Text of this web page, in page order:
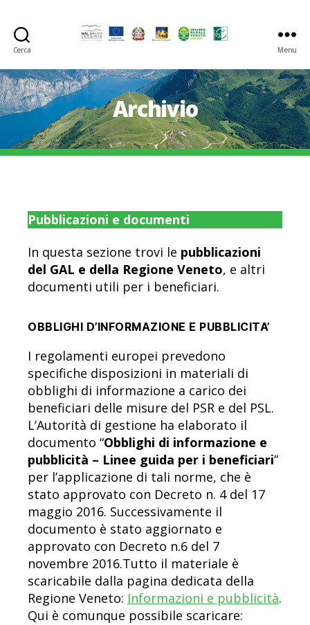
Cerca
Baldo-
Lessina
Menu
Archivio
Pubblicazioni e documenti
In questa sezione trovi le pubblicazioni
del GAL e della Regione Veneto, e altri
documenti utili per i beneficiari.
OBBLIGHI D’INFORMAZIONE E PUBBLICITA’
I regolamenti europei prevedono
specifiche disposizioni in materiali di
obblighi di informazione a carico dei
beneficiari delle misure del PSR e del PSL.
L’Autorità di gestione ha elaborato il
documento “Obblighi di informazione e
pubblicità – Linee guida per i beneficiari”
per l’applicazione di tali norme, che è
stato approvato con Decreto n. 4 del 17
maggio 2016. Successivamente il
documento è stato aggiornato e
approvato con Decreto n.6 del 7
novembre 2016.Tutto il materiale è
scaricabile dalla pagina dedicata della
Regione Veneto: Informazioni e pubblicità.
Qui è comunque possibile scaricare: